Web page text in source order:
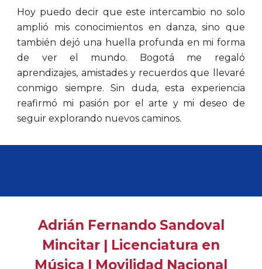
Hoy puedo decir que este intercambio no solo
amplió mis conocimientos en danza, sino que
también dejó una huella profunda en mi forma
de ver el mundo. Bogotá me regaló
aprendizajes, amistades y recuerdos que llevaré
conmigo siempre. Sin duda, esta experiencia
reafirmó mi pasión por el arte y mi deseo de
seguir explorando nuevos caminos.
Adrián Fernando Sandoval
Mincitar | Licenciatura en
Música | Movilidad Nacional